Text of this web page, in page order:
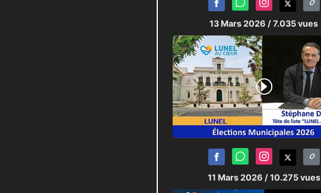
13 Mars 2026 / 7.035 vues
11 Mars 2026 / 10.275 vues